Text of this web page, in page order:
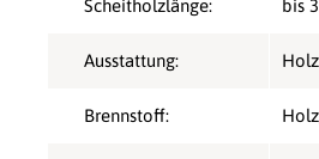
Scheitholzlänge: bis
Ausstattung:
Brennstoff: Holz